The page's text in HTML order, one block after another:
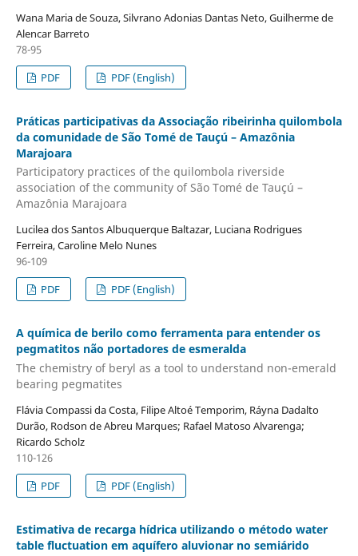
Wana Maria de Souza, Silvrano Adonias Dantas Neto, Guilherme de
Alencar Barreto
78-95
PDF
PDF (English)
Práticas participativas da Associação ribeirinha quilombola
da comunidade de São Tomé de Tauçú – Amazônia
Marajoara
Participatory practices of the quilombola riverside
association of the community of São Tomé de Tauçú –
Amazônia Marajoara
Lucilea dos Santos Albuquerque Baltazar, Luciana Rodrigues
Ferreira, Caroline Melo Nunes
96-109
PDF
PDF (English)
A química de berilo como ferramenta para entender os
pegmatitos não portadores de esmeralda
The chemistry of beryl as a tool to understand non-emerald
bearing pegmatites
Flávia Compassi da Costa, Filipe Altoé Temporim, Ráyna Dadalto
Durão, Rodson de Abreu Marques; Rafael Matoso Alvarenga;
Ricardo Scholz
110-126
PDF
PDF (English)
Estimativa de recarga hídrica utilizando o método water
table fluctuation em aquífero aluvionar no semiárido